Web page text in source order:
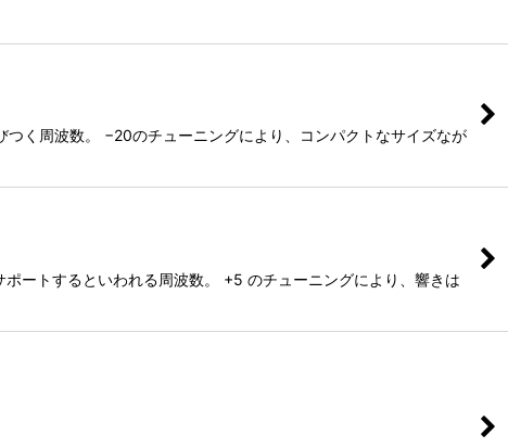
く周波数。 −20のチューニングにより、コンパクトなサイズなが
ートするといわれる周波数。 +5 のチューニングにより、響きは